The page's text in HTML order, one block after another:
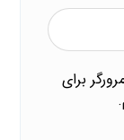
برای